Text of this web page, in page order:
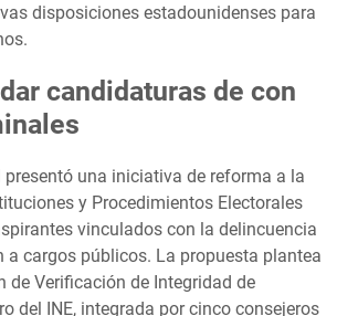
disposiciones estadounidenses para
candidaturas de con
presentó una iniciativa de reforma a la
y Procedimientos Electorales
vinculados con la delincuencia
a cargos públicos. La propuesta plantea
de Verificación de Integridad de
del INE, integrada por cinco consejeros